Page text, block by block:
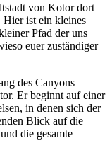
von Kotor dort
ist ein kleines
Pfad der uns
euer zuständiger
des Canyons
Er beginnt auf einer
in denen sich der
Blick auf die
die gesamte